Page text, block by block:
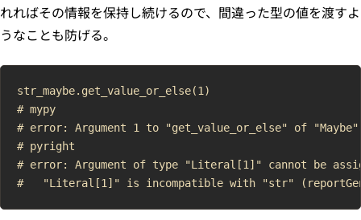
れればその情報を保持し続けるので、間違った型の値を渡すよ
うなことも防げる。
str_maybe.get_value_or_else(1)
# mypy
# error: Argument 1 to "get_value_or_else" of
# pyright
# error: Argument of type "Literal[1]" cannot be